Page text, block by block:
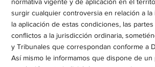
normativa vigente y de aplicación en el
surgir cualquier controversia en relación a
la aplicación de estas condiciones, las
conflictos a la jurisdicción ordinaria,
y Tribunales que correspondan conforme a
Así mismo le informamos que dispone de